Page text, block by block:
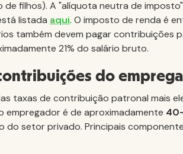
de filhos). A "alíquota neutra de
listada aqui. O imposto de renda é
também devem pagar contribuições
21% do salário bruto.
do
taxas de contribuição patronal mais
empregador é de aproximadamente
do setor privado. Principais